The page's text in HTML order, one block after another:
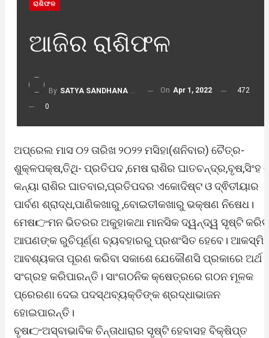
ରାଶିଫଳ
ଆଜିର ରାଶିଫଳ
By SATYA SANDHANA DESK On Apr 1, 2022
472
0
ଅପ୍ରେଲ ମାସ ୦୨ ତାରିଖ ୨୦୨୨ ମସିହା(ଶନିବାର) ଚୈତ୍ର-
ଶୁକ୍ଳପକ୍ଷ,ତିଥି- ପ୍ରତିପଦ ,ମେଷ ରାଶିର ଘାତଚନ୍ଦ୍ର,ବୃଷ,ସିଂହ
କନ୍ୟା ରାଶିର ଘାତବାର,ପ୍ରତିପଦର ଏକୋଦିଷ୍ଟ ଓ ଦ୍ଵିତୀୟାର
ପାର୍ବଣ ଶ୍ରାଦ୍ଧ,ପାଣିକଖାରୁ ,ବୋଇତୀକଖାରୁ ଭକ୍ଷଣ ନିଷେଧ।
ମେଷ👉ମନ ଭିତରର ଅକୁହାକଥା ମାନସିକ ଦ୍ୱନ୍ଦ୍ୱ ସୃଷ୍ଟି
ଆପଣଙ୍କ ରୁଚିପୂର୍ଣ୍ଣ ବ୍ୟବହାରରୁ ପ୍ରଶଂସିତ ହେବେ।
ଆବଶ୍ୟକତା ପୂରଣ କରିବା ସକାଶେ ଯେକୌଣସି ପ୍ରକାରେ ଅର୍ଥ
ସଂଗ୍ରହ କରିପାରନ୍ତି। ସାଂଗଠନିକ କ୍ଷେତ୍ରରେ ଗଠନ ମୂଳକ
ପ୍ରେରଣା ଦେଇ ପଦସ୍ଥବ୍ୟକ୍ତିଙ୍କ ଶ୍ରଦ୍ଧାଭାଜନ
ହୋଇପାରନ୍ତି।
ବୃଷ👉ଅସ୍ବାଭାବିକ ଚିନ୍ତାଧାରାର ସୃଷ୍ଟି ହେବାସହ ବିକ୍ଷିପ୍ତ